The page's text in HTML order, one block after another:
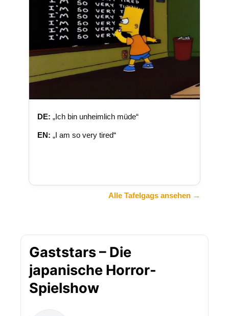
DE: „Ich bin unheimlich müde“
EN: „I am so very tired“
Alle Tafelgags ansehen →
Gaststars – Die
japanische Horror-
Spielshow